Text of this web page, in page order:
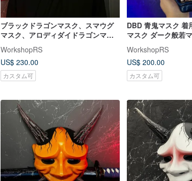
ブラックドラゴンマスク、スマウグ
マスク、アロディダイドラゴンマス
クコスプレ、ハロウィンコスチュー
ムドラゴンエイジウェアラブル中国
のドラゴンマスク
WorkshopRS
US$ 230.00
カスタム可
DBD 青鬼マスク 着用可能 日本の鬼
WorkshopRS
US$ 200.00
カスタム可